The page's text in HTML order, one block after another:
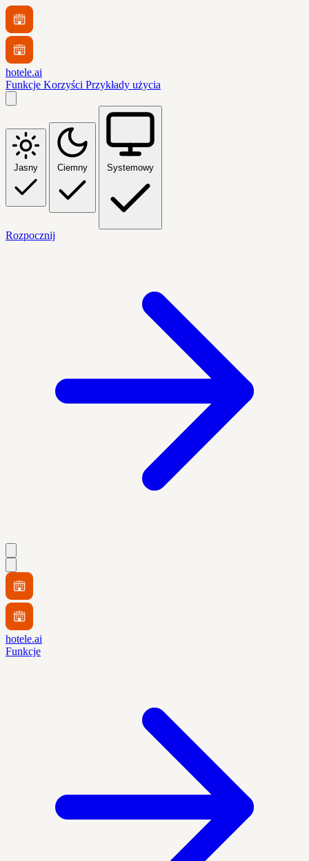
hotele.ai
Funkcje Korzyści Przykłady użycia
Jasny Ciemny Systemowy
Rozpocznij
hotele.ai
Funkcje